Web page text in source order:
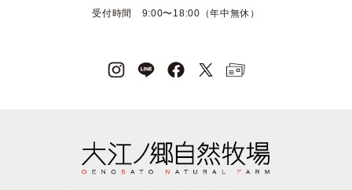
受付時間 9:00〜18:00（年中無休）